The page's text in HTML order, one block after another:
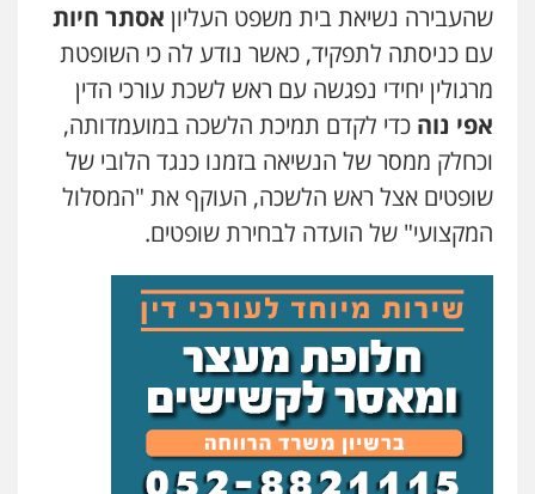
שהעבירה נשיאת בית משפט העליון אסתר חיות
עם כניסתה לתפקיד, כאשר נודע לה כי השופטת
מרגולין יחידי נפגשה עם ראש לשכת עורכי הדין
אפי נוה כדי לקדם תמיכת הלשכה במועמדותה,
וכחלק ממסר של הנשיאה בזמנו כנגד הלובי של
שופטים אצל ראש הלשכה, העוקף את "המסלול
המקצועי" של הועדה לבחירת שופטים.
פלילי כלכלי ניהול משפטים
0506216813
עדי כרמלי – חברת עו"ד
פלילי כלכלי עורכי דין לענייני אסירים
0525060666
משפט פלילי ייצוג שוטרים וסוהרים
ועדות חקירה
0546312410
עו"ד נעם שביט
פלילי פשיעה חמורה מיסים הלבנת הון
פסיכיאטריה משפטית
0506216048